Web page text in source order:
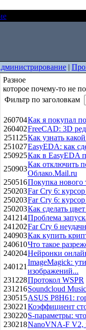
|
Разное
которое почему-то не
Фильтр по заголовкам
260704Как я покупал
260402FreeCAD: 3D
251125Как узнать
251027EasyEDA: как
250925Как в EasyEDA
250903
Как отключить
Облако.Mail.ru
250516Покупка нового
250203Far Cry 6:
250203Far Cry 6:
250203Как сделать
241214Проблема
241202Far Cry 6
240903Как купить
240610Что такое
240204Нейронки
240121
ImageMagick:
изображений...
231228Протокол WSPR
231216Soundcloud
230515ASUS P8H61:
230221 Коэффициент
230220S-параметры:
230218NanoVNA-F V2,